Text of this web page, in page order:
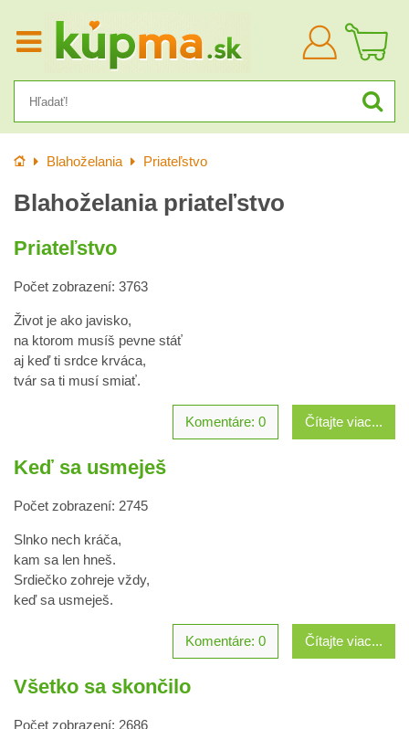
Prihlásiť
sa
Úvod Blahoželania Priateľstvo
Blahoželania priateľstvo
Priateľstvo
Počet zobrazení: 3763
Život je ako javisko,
na ktorom musíš pevne stáť
aj keď ti srdce krváca,
tvár sa ti musí smiať.
Čítajte viac...
Komentáre: 0
Keď sa usmeješ
Počet zobrazení: 2745
Slnko nech kráča,
kam sa len hneš.
Srdiečko zohreje vždy,
keď sa usmeješ.
Čítajte viac...
Komentáre: 0
Všetko sa skončilo
Počet zobrazení: 2686